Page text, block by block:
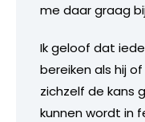
me daar graag
Ik geloof dat
bereiken als hij
zichzelf de kans
kunnen wordt in